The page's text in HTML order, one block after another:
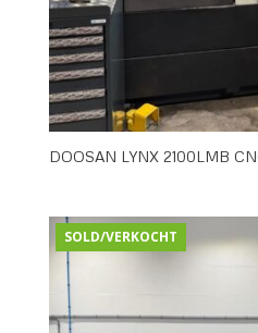
DOOSAN LYNX 2100LMB
SOLD/VERKOCHT